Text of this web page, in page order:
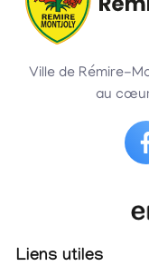
Ville de Rémire-
au
Liens utiles